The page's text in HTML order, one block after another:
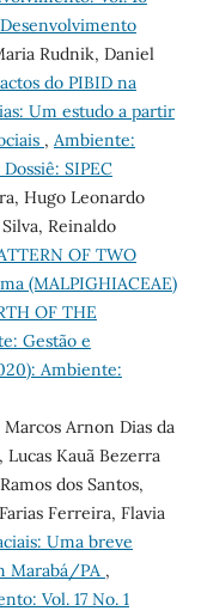
Rudnik, Daniel
do PIBID na
Um estudo a partir
, Ambiente:
SIPEC
Hugo Leonardo
Reinaldo
OF TWO
(MALPIGHIACEAE)
OF THE
Gestão e
Ambiente:
Arnon Dias da
Kauã Bezerra
dos Santos,
Ferreira, Flavia
Uma breve
Marabá/PA ,
Vol. 17 No. 1